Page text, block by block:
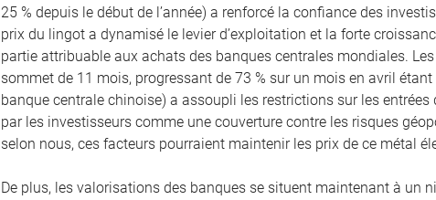
25 % depuis le début de l’année) a renforcé la confiance des
prix du lingot a dynamisé le levier d’exploitation et la forte
partie attribuable aux achats des banques centrales mondiales.
sommet de 11 mois, progressant de 73 % sur un mois en avril
banque centrale chinoise) a assoupli les restrictions sur les entrées
par les investisseurs comme une couverture contre les risques
selon nous, ces facteurs pourraient maintenir les prix de ce métal
De plus, les valorisations des banques se situent maintenant à un